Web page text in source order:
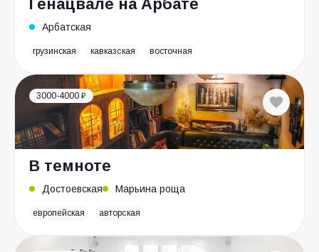
Генацвале на Арбате
Арбатская
грузинская кавказская восточная
3000-4000 ₽
В темноте
Достоевская Марьина роща
европейская авторская